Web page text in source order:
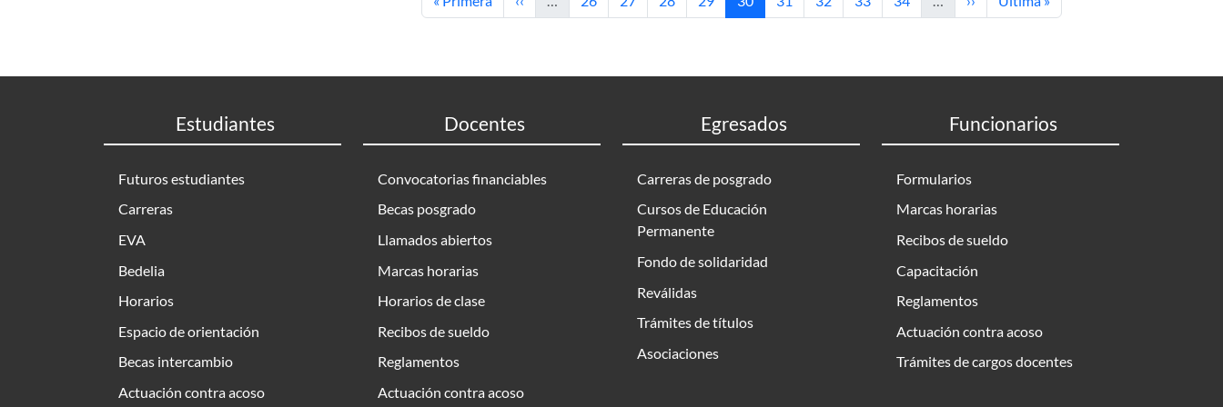
Estudiantes
Futuros estudiantes
Carreras
EVA
Bedelia
Horarios
Espacio de orientación
Becas intercambio
Actuación contra acoso
Docentes
Convocatorias financiables
Becas posgrado
Llamados abiertos
Marcas horarias
Horarios de clase
Recibos de sueldo
Reglamentos
Actuación contra acoso
Egresados
Carreras de posgrado
Cursos de Educación
Permanente
Fondo de solidaridad
Reválidas
Trámites de títulos
Asociaciones
Funcionarios
Formularios
Marcas horarias
Recibos de sueldo
Capacitación
Reglamentos
Actuación contra acoso
Trámites de cargos docentes